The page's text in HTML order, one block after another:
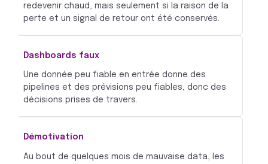
redevenir chaud, mais seulement si la raison de la
perte et un signal de retour ont été conservés.
Dashboards faux
Une donnée peu fiable en entrée donne des
pipelines et des prévisions peu fiables, donc des
décisions prises de travers.
Démotivation
Au bout de quelques mois de mauvaise data, les